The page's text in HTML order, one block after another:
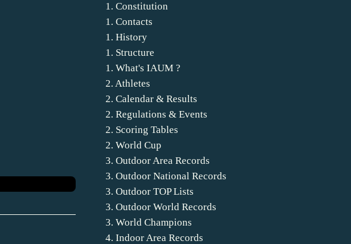
1. Constitution
1. Contacts
1. History
1. Structure
1. What's IAUM ?
2. Athletes
2. Calendar & Results
2. Regulations & Events
2. Scoring Tables
2. World Cup
3. Outdoor Area Records
3. Outdoor National Records
3. Outdoor TOP Lists
3. Outdoor World Records
3. World Champions
4. Indoor Area Records